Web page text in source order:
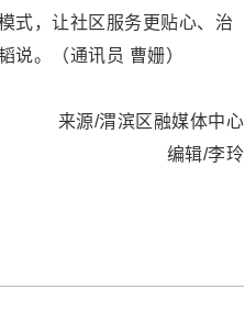
式，让社区服务更贴心、治
说。（通讯员 曹姗）
来源/渭滨区融媒体中心
编辑/李玲